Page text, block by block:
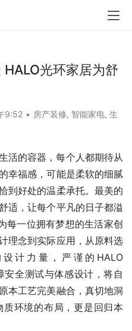
光环家居为舒
9:52 • 房产装修, 智能家电, 生
活的容器，每个人都期待从
幸福感，可能是柔软的细腻
到好处的温柔承托。最美的
适，让每个平凡的日子都溢
每一位拥有梦想的生活家创
理念到实际应用，从原料选
计力量，严谨的HALO
全测试与体感设计，将自
本工艺完美融合，真切地洞
环境的布局，更是回归本